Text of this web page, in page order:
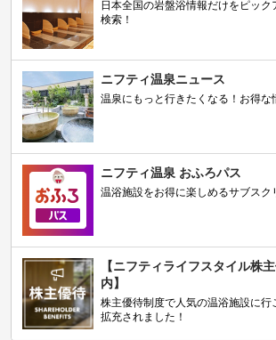
日本全国の岩盤浴情報だけをピック
検索！
ニフティ温泉ニュース
温泉にもっと行きたくなる！お得な
ニフティ温泉 おふろパス
温浴施設をお得に楽しめるサブスク
【ニフティライフスタイル株
内】
株主優待制度で人気の温浴施設に行
拡充されました！